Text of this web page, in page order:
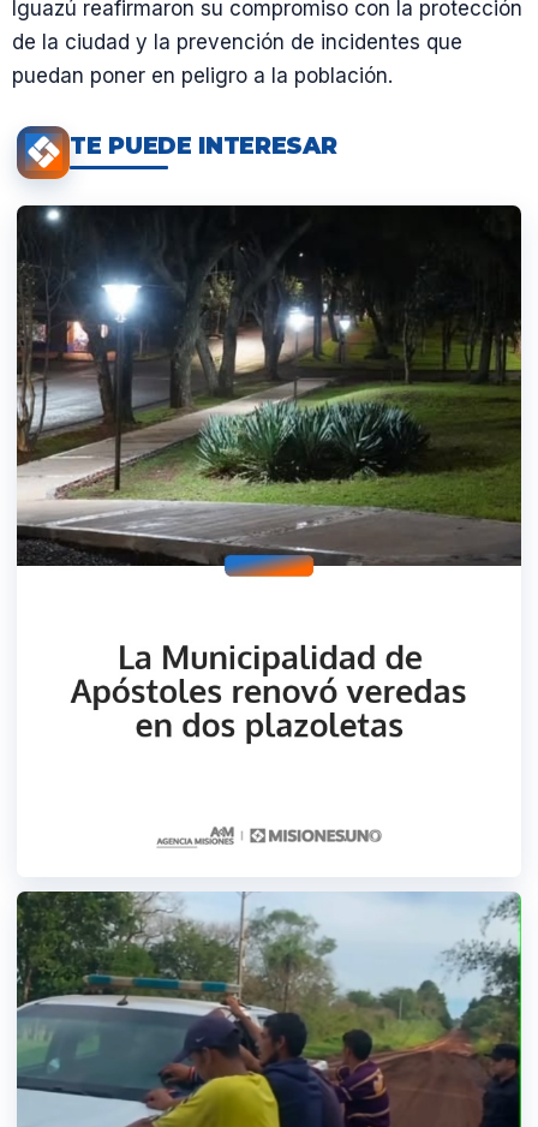
Iguazú reafirmaron su compromiso con la protección
de la ciudad y la prevención de incidentes que
puedan poner en peligro a la población.
TE PUEDE INTERESAR